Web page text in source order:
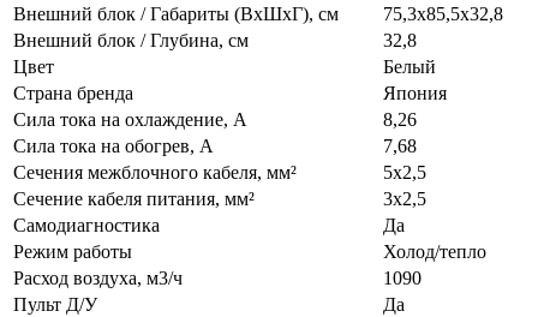
Внешний блок / Габариты (ВхШхГ), см
75,3х85,5х32,8
Внешний блок / Глубина, см
32,8
Цвет
Белый
Страна бренда
Япония
Сила тока на охлаждение, А
8,26
Сила тока на обогрев, А
7,68
Сечения межблочного кабеля, мм²
5х2,5
Сечение кабеля питания, мм²
3х2,5
Самодиагностика
Да
Режим работы
Холод/тепло
Расход воздуха, м3/ч
1090
Пульт Д/У
Да